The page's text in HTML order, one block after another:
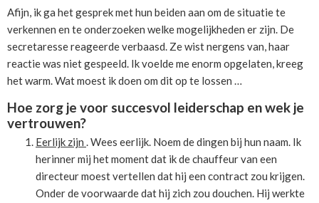
Afijn, ik ga het gesprek met hun beiden aan om de situatie te
verkennen en te onderzoeken welke mogelijkheden er zijn. De
secretaresse reageerde verbaasd. Ze wist nergens van, haar
reactie was niet gespeeld. Ik voelde me enorm opgelaten, kreeg
het warm. Wat moest ik doen om dit op te lossen …
Hoe zorg je voor succesvol leiderschap en wek je
vertrouwen?
Eerlijk zijn . Wees eerlijk. Noem de dingen bij hun naam. Ik
herinner mij het moment dat ik de chauffeur van een
directeur moest vertellen dat hij een contract zou krijgen.
Onder de voorwaarde dat hij zich zou douchen. Hij werkte